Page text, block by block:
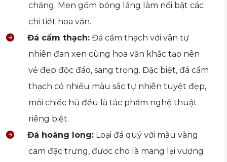
chăng. Men gốm bóng láng làm nổi bật các
chi tiết hoa văn.
Đá cẩm thạch: Đá cẩm thạch với vân tự
nhiên đan xen cùng hoa văn khắc tạo nên
vẻ đẹp độc đáo, sang trọng. Đặc biệt, đá cẩm
thạch có nhiều màu sắc tự nhiên tuyệt đẹp,
mỗi chiếc hũ đều là tác phẩm nghệ thuật
riêng biệt.
Đá hoàng long: Loại đá quý với màu vàng
cam đặc trưng, được cho là mang lại vượng